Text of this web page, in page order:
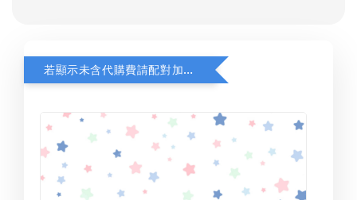
若顯示未含代購費請配對加購(未加購視同無效訂單)